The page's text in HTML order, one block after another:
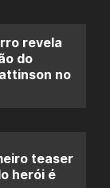
revela
do
no
teaser
herói é